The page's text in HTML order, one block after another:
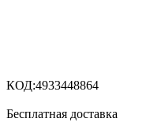
КОД:4933448864
Бесплатная доставка